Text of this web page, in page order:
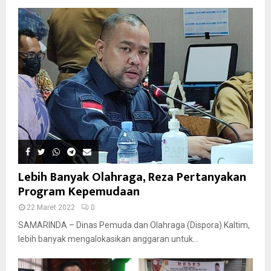
Lebih Banyak Olahraga, Reza Pertanyakan
Program Kepemudaan
22 Maret 2022 0
SAMARINDA – Dinas Pemuda dan Olahraga (Dispora) Kaltim,
lebih banyak mengalokasikan anggaran untuk...